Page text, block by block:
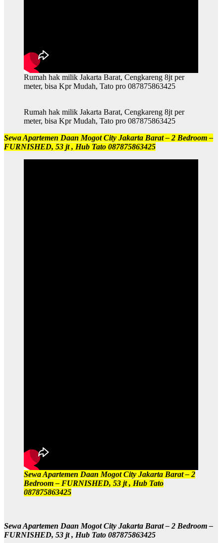
Rumah hak milik Jakarta Barat, Cengkareng 8jt per
meter, bisa Kpr Mudah, Tato pro 087875863425
Rumah hak milik Jakarta Barat, Cengkareng 8jt per
meter, bisa Kpr Mudah, Tato pro 087875863425
Sewa Apartemen Daan Mogot City Jakarta Barat – 2 Bedroom –
FURNISHED, 53 jt , Hub Tato 087875863425
Sewa Apartemen Daan Mogot City Jakarta Barat – 2
Bedroom – FURNISHED, 53 jt , Hub Tato
087875863425
Sewa Apartemen Daan Mogot City Jakarta Barat – 2 Bedroom –
FURNISHED, 53 jt , Hub Tato 087875863425